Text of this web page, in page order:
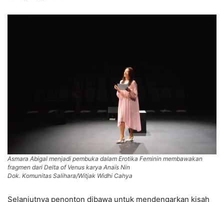
Asmara Abigal menjadi pembuka dalam Erotika Feminin membawakan
fragmen dari Delta of Venus karya Anaïs Nin
Dok. Komunitas Salihara/Witjak Widhi Cahya
Selanjutnya penonton dibawa untuk mendengarkan kisah